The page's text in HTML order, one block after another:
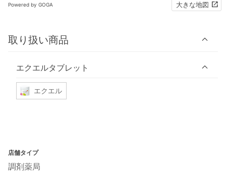
Powered by GOGA 大きな地図
取り扱い商品
エクエルタブレット
エクエル
店舗タイプ
調剤薬局